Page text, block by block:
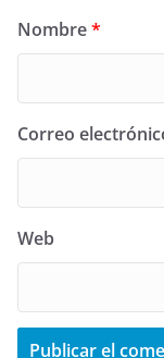
Nombre*
Correo
Web